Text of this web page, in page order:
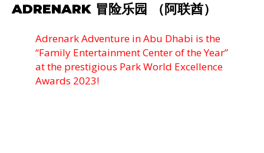
ADRENARK 冒险乐园 （阿联酋）
Adrenark Adventure in Abu Dhabi is the
“Family Entertainment Center of the Year”
at the prestigious Park World Excellence
Awards 2023!